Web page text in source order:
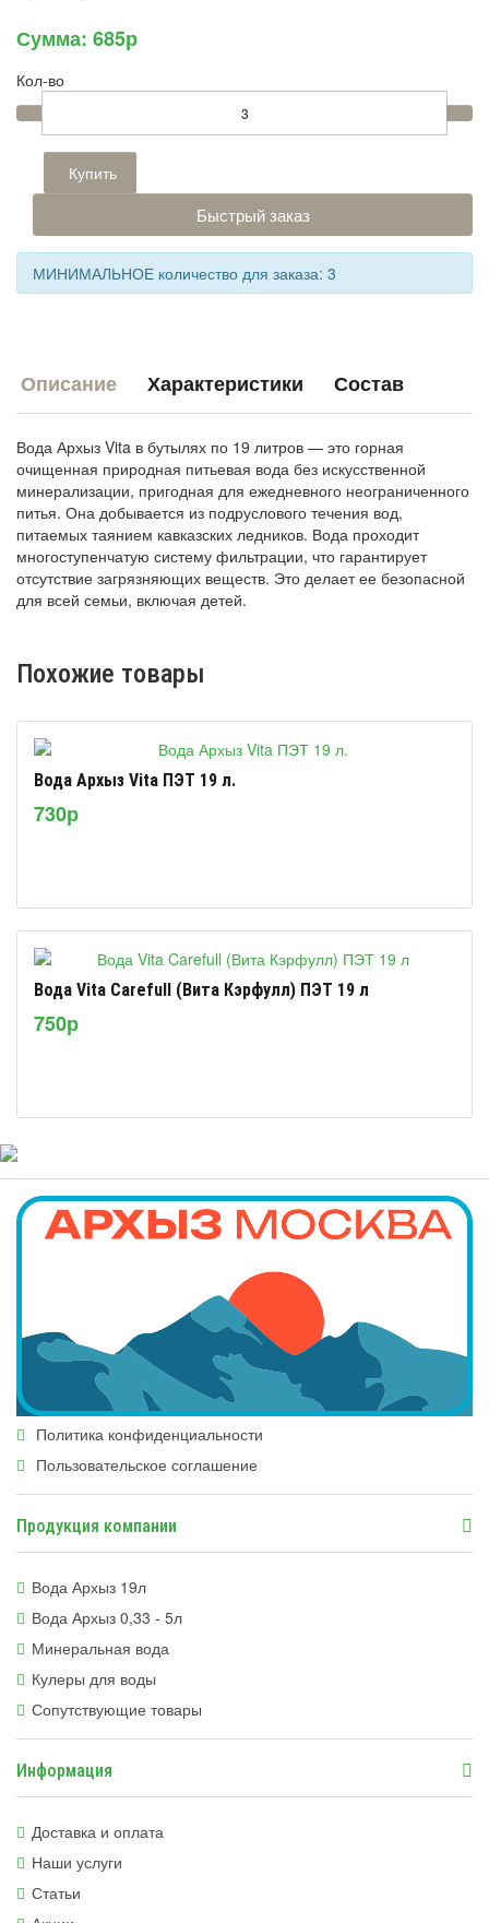
Сумма: 685р
Кол-во
Купить
Быстрый заказ
МИНИМАЛЬНОЕ количество для заказа: 3
Описание Характеристики Состав
Вода Архыз Vita в бутылях по 19 литров — это горная
очищенная природная питьевая вода без искусственной
минерализации, пригодная для ежедневного неограниченного
питья. Она добывается из подруслового течения вод,
питаемых таянием кавказских ледников. Вода проходит
многоступенчатую систему фильтрации, что гарантирует
отсутствие загрязняющих веществ. Это делает ее безопасной
для всей семьи, включая детей.
Похожие товары
Вода Архыз Vita ПЭТ 19 л.
730р
Вода Vita Carefull (Вита Кэрфулл) ПЭТ 19 л
750р
Политика конфиденциальности
Пользовательское соглашение
Продукция компании
Вода Архыз 19л
Вода Архыз 0,33 - 5л
Минеральная вода
Кулеры для воды
Сопутствующие товары
Информация
Доставка и оплата
Наши услуги
Статьи